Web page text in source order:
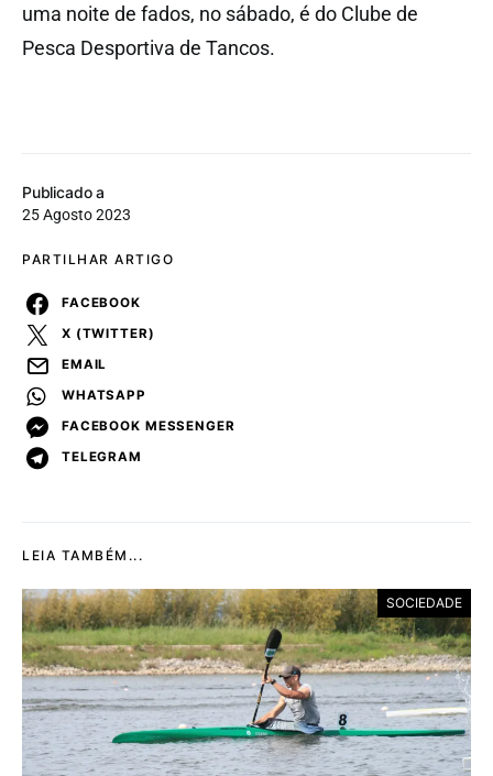
Publicado a
25 Agosto 2023
PARTILHAR ARTIGO
FACEBOOK
X (TWITTER)
EMAIL
WHATSAPP
FACEBOOK MESSENGER
TELEGRAM
uma noite de fados, no sábado, é do Clube de
Pesca Desportiva de Tancos.
LEIA TAMBÉM...
SOCIEDADE